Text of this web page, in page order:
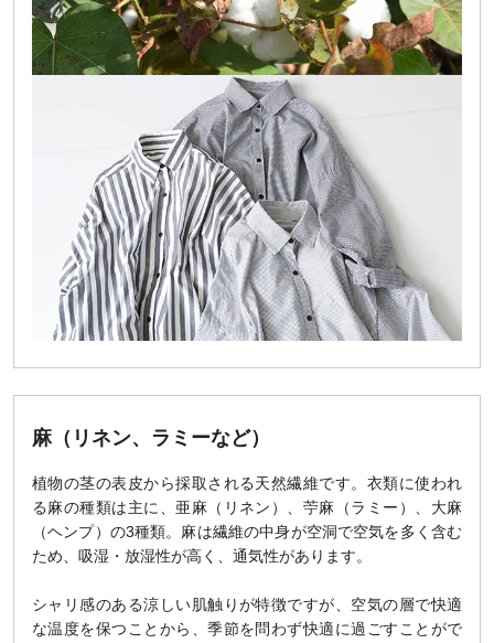
麻（リネン、ラミーなど）
植物の茎の表皮から採取される天然繊維です。衣類に使われ
る麻の種類は主に、亜麻（リネン）、苧麻（ラミー）、大麻
（ヘンプ）の3種類。麻は繊維の中身が空洞で空気を多く含む
ため、吸湿・放湿性が高く、通気性があります。
シャリ感のある涼しい肌触りが特徴ですが、空気の層で快適
な温度を保つことから、季節を問わず快適に過ごすことがで